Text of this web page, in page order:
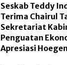
Seskab Teddy
Terima Chairul
Sekretariat
Penguatan
Apresiasi